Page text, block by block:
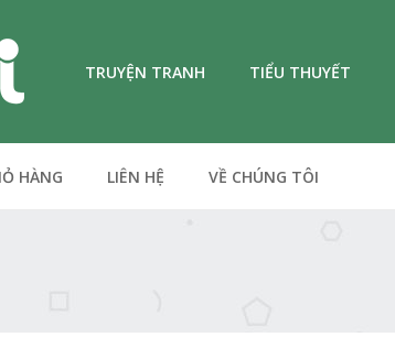
TRUYỆN TRANH TIỂU THUYẾT
HÀNG LIÊN HỆ VỀ CHÚNG TÔI